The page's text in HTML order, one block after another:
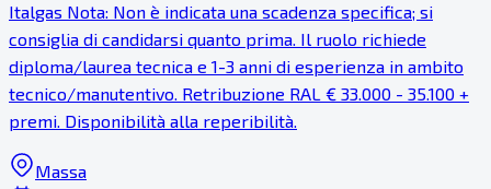
Italgas Nota: Non è indicata una scadenza specifica; si
consiglia di candidarsi quanto prima. Il ruolo richiede
diploma/laurea tecnica e 1-3 anni di esperienza in ambito
tecnico/manutentivo. Retribuzione RAL € 33.000 - 35.100 +
premi. Disponibilità alla reperibilità.
Massa